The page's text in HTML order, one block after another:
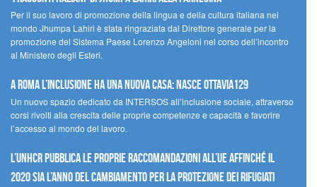
Per il suo lavoro di promozione della lingua e della cultura italiana nel
mondo Jhumpa Lahiri è stata ringraziata dal Direttore generale per la
promozione del Sistema Paese Lorenzo Angeloni nel corso dell’incontro
al Ministero degli Esteri.
A Roma l’inclusione ha una nuova casa: nasce Ottavia129
Un nuovo spazio dedicato da INTERSOS all’inclusione sociale, attraverso
corsi rivolti alla crescita delle proprie competenze e capacità e favorire
l’accesso al mondo del lavoro.
L’UNHCR pubblica le proprie raccomandazioni all’UE affinché il
2020 sia l’anno del cambiamento per la protezione dei rifugiati